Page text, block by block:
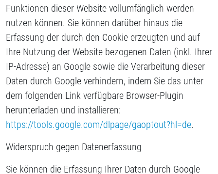
Funktionen dieser Website vollumfänglich werden
nutzen können. Sie können darüber hinaus die
Erfassung der durch den Cookie erzeugten und auf
Ihre Nutzung der Website bezogenen Daten (inkl. Ihrer
IP-Adresse) an Google sowie die Verarbeitung dieser
Daten durch Google verhindern, indem Sie das unter
dem folgenden Link verfügbare Browser-Plugin
herunterladen und installieren:
https://tools.google.com/dlpage/gaoptout?hl=de.
Widerspruch gegen Datenerfassung
Sie können die Erfassung Ihrer Daten durch Google